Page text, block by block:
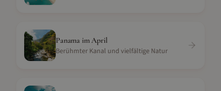
Panama imApril
Berühmter Kanal und vielfältige Natur